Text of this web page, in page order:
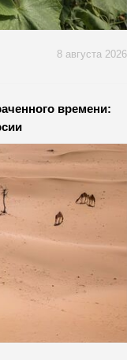
8 августа 2026
времени: